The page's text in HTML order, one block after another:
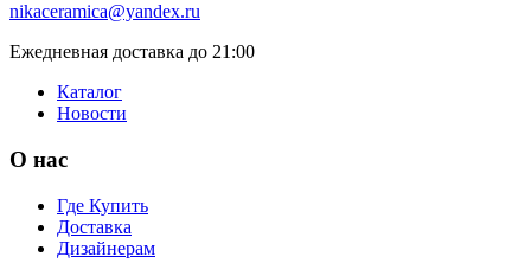
nikaceramica@yandex.ru
Ежедневная доставка до 21:00
Каталог
Новости
О нас
Где Купить
Доставка
Дизайнерам